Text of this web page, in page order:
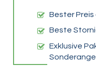
Bester
Beste
Exklusive